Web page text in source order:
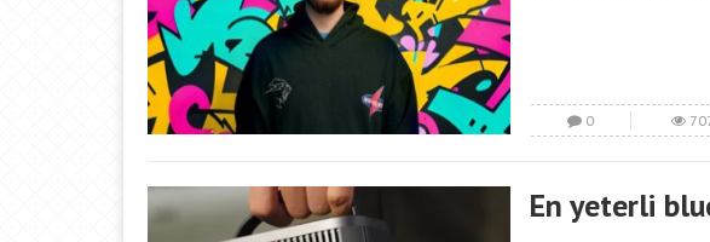
0
En yeterli